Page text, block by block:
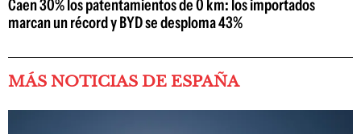
Caen 30% los patentamientos de 0 km: los importados
marcan un récord y BYD se desploma 43%
MÁS NOTICIAS DE ESPAÑA